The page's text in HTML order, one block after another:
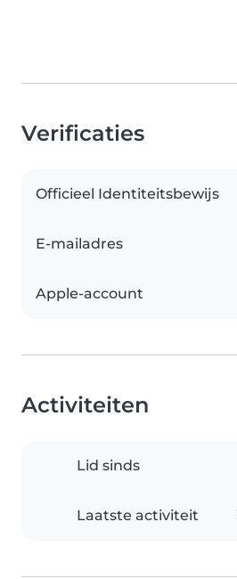
Verificaties
Officieel Identiteitsbewijs
E-mailadres
Apple-account
Activiteiten
Lid sinds
Laatste activiteit